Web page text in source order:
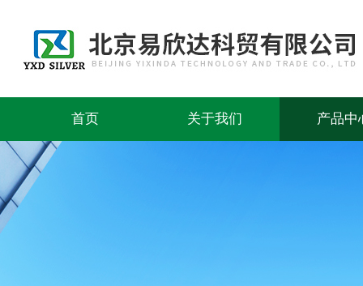
首页 关于我们 产品中